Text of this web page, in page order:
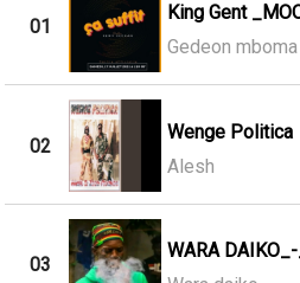
01
King Gent
Gedeon
02
Wenge Politica
Alesh
03
WARA